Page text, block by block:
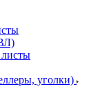
уголки)